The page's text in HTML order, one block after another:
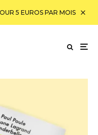
5 EUROS PAR MOIS